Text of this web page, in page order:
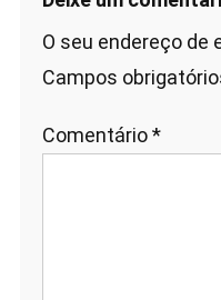
O seu endereço de
Campos
Comentário*